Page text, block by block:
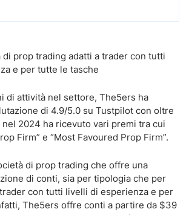
di prop trading adatti a trader con tutti
e per tutte le tasche
di attività nel settore, The5ers ha
di 4.9/5.0 su Tustpilot con oltre
nel 2024 ha ricevuto vari premi tra cui
Firm” e “Most Favoured Prop Firm”.
di prop trading che offre una
di conti, sia per tipologia che per
con tutti livelli di esperienza e per
The5ers offre conti a partire da $39